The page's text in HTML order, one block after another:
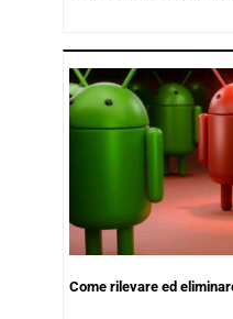
Come rilevare ed